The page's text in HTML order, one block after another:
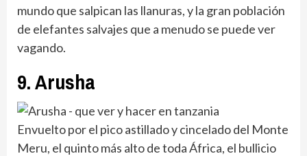
mundo que salpican las llanuras, y la gran población
de elefantes salvajes que a menudo se puede ver
vagando.
9. Arusha
Envuelto por el pico astillado y cincelado del Monte
Meru, el quinto más alto de toda África, el bullicio